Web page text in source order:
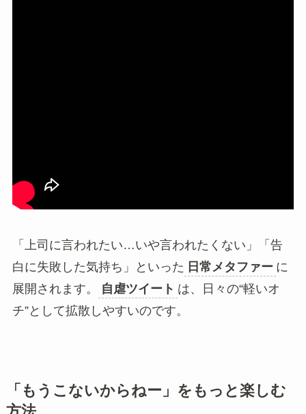
「上司に言われたい…いや言われたくない」「告
白に失敗した気持ち」といった 日常メタファー に
展開されます。
自虐ツイート は、日々の“軽いオ
チ”として拡散しやすいのです。
「もうこないからねー」をもっと楽しむ